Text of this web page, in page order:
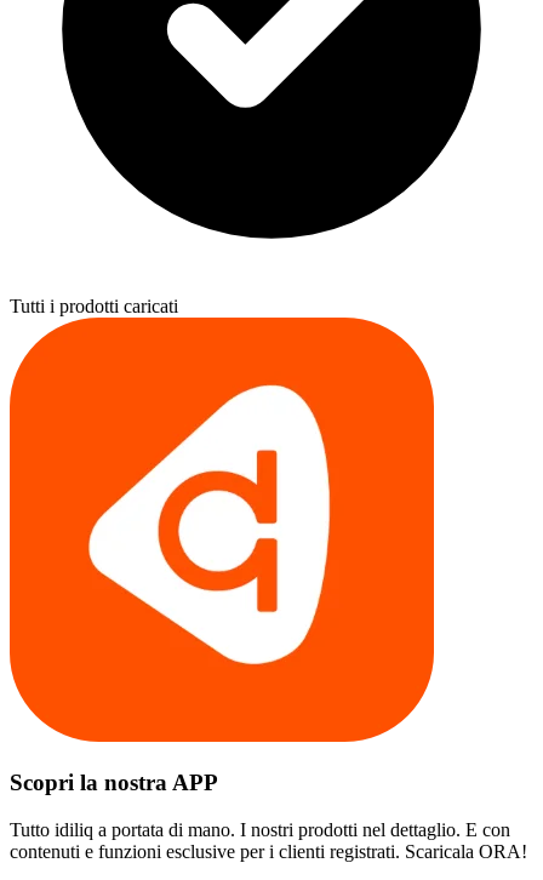
Tutti i prodotti caricati
Scopri la nostra APP
Tutto idiliq a portata di mano. I nostri prodotti nel dettaglio. E con
contenuti e funzioni esclusive per i clienti registrati. Scaricala ORA!